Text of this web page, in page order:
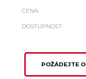
CENA:
DOSTUPNOST:
POŽÁDEJTE O